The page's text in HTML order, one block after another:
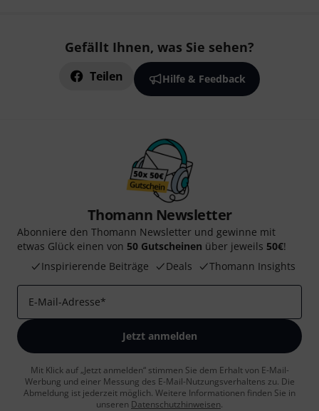
Gefällt Ihnen, was Sie sehen?
Teilen Hilfe & Feedback
Thomann Newsletter
Abonniere den Thomann Newsletter und gewinne mit
etwas Glück einen von 50 Gutscheinen über jeweils 50€!
Inspirierende Beiträge
Deals Thomann Insights
E-Mail-Adresse*
Jetzt anmelden
Mit Klick auf „Jetzt anmelden“ stimmen Sie dem Erhalt von E-Mail-
Werbung und einer Messung des E-Mail-Nutzungsverhaltens zu. Die
Abmeldung ist jederzeit möglich. Weitere Informationen finden Sie in
unseren Datenschutzhinweisen.